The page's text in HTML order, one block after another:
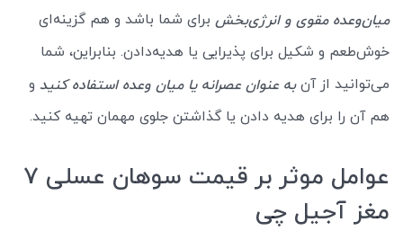
میان‌وعده مقوی و انرژی‌بخش برای شما باشد و هم گزینه‌ای
خوش‌طعم و شکیل برای پذیرایی یا هدیه‌دادن. بنابراین، شما
می‌توانید از آنبه عنوان عصرانه یا میان وعده استفاده کنید و
هم آن را برای هدیه دادن یا گذاشتن جلوی مهمان تهیه کنید.
عوامل موثر بر قیمت سوهان عسلی 7
مغز آجیل چی